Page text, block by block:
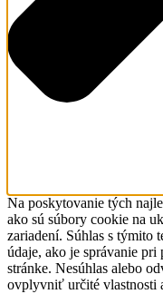
Na poskytovanie tých
ako sú súbory cookie na
zariadení. Súhlas s týmito
údaje, ako je správanie
stránke. Nesúhlas alebo
ovplyvniť určité vlastnosti